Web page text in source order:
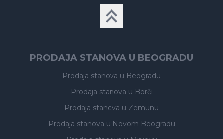
PRODAJA STANOVA U BEOGRADU
Prodaja stanova u Beogradu
Prodaja stanova u Borči
Prodaja stanova u Zemunu
Prodaja stanova u Novom Beogradu